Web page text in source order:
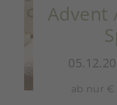
Advent
ab nur €